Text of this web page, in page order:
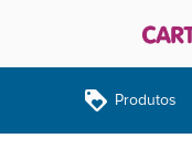
loyalty Produtos